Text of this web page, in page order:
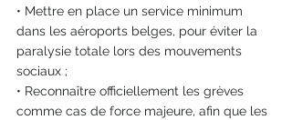
• Mettre en place un service minimum
dans les aéroports belges, pour éviter la
paralysie totale lors des mouvements
sociaux ;
• Reconnaître officiellement les grèves
comme cas de force majeure, afin que les